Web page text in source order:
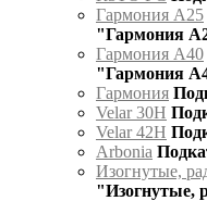
Гармония А25
"Гармония
Гармония А40
"Гармония
Гармония
Velar 30H
Velar 42H
Arbonia
Изогнутые,
"Изогнутые,